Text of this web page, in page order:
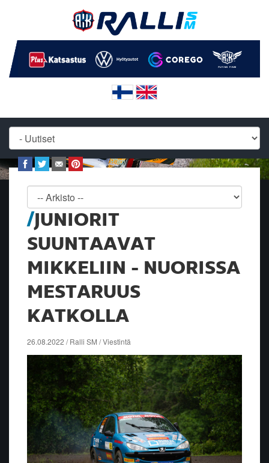
JUNIORIT
SUUNTAAVAT
MIKKELIIN - NUORISSA
MESTARUUS
KATKOLLA
26.08.2022 / Ralli SM / Viestintä